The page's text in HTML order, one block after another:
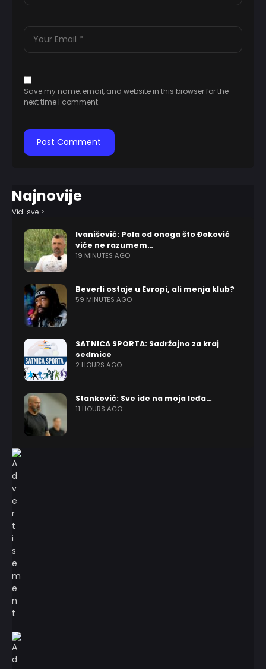
Save my name, email, and website in this browser for the
next time I comment.
Najnovije
Vidi sve >
Ivanišević: Pola od onoga što Đoković
viče ne razumem…
19 MINUTES AGO
Beverli ostaje u Evropi, ali menja klub?
59 MINUTES AGO
SATNICA SPORTA: Sadržajno za kraj
sedmice
2 HOURS AGO
Stanković: Sve ide na moja leđa…
11 HOURS AGO